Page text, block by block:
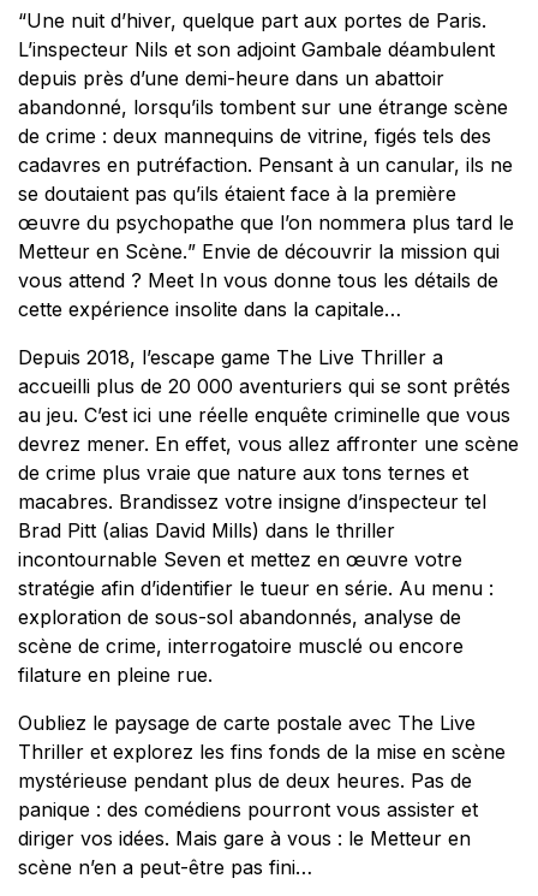
“Une nuit d’hiver, quelque part aux portes de Paris.
L’inspecteur Nils et son adjoint Gambale déambulent
depuis près d’une demi-heure dans un abattoir
abandonné, lorsqu’ils tombent sur une étrange scène
de crime : deux mannequins de vitrine, figés tels des
cadavres en putréfaction. Pensant à un canular, ils ne
se doutaient pas qu’ils étaient face à la première
œuvre du psychopathe que l’on nommera plus tard le
Metteur en Scène.” Envie de découvrir la mission qui
vous attend ? Meet In vous donne tous les détails de
cette expérience insolite dans la capitale…
Depuis 2018, l’escape game The Live Thriller a
accueilli plus de 20 000 aventuriers qui se sont prêtés
au jeu. C’est ici une réelle enquête criminelle que vous
devrez mener. En effet, vous allez affronter une scène
de crime plus vraie que nature aux tons ternes et
macabres. Brandissez votre insigne d’inspecteur tel
Brad Pitt (alias David Mills) dans le thriller
incontournable Sevenet mettez en œuvre votre
stratégie afin d’identifier le tueur en série. Au menu :
exploration de sous-sol abandonnés, analyse de
scène de crime, interrogatoire musclé ou encore
filature en pleine rue.
Oubliez le paysage de carte postale avec The Live
Thrilleret explorez les fins fonds de la mise en scène
mystérieuse pendant plus de deux heures. Pas de
panique : des comédiens pourront vous assister et
diriger vos idées. Mais gare à vous : le Metteur en
scène n’en a peut-être pas fini…